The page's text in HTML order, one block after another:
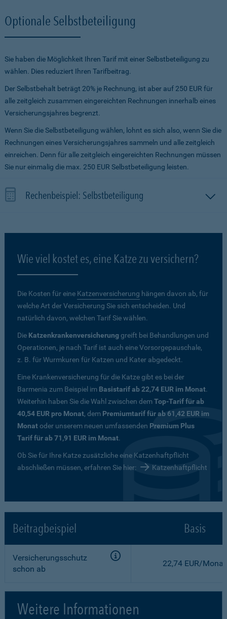
Optionale Selbstbeteiligung
Sie haben die Möglichkeit Ihren Tarif mit einer Selbstbeteiligung zu
wählen. Dies reduziert Ihren Tarifbeitrag.
Der Selbstbehalt beträgt 20% je Rechnung, ist aber auf 250 EUR für
alle zeitgleich zusammen eingereichten Rechnungen innerhalb eines
Versicherungsjahres begrenzt.
Wenn Sie die Selbstbeteiligung wählen, lohnt es sich also, wenn Sie die
Rechnungen eines Versicherungsjahres sammeln und alle zeitgleich
einreichen. Denn für alle zeitgleich eingereichten Rechnungen müssen
Sie nur einmalig die max. 250 EUR Selbstbeteiligung leisten.
Rechenbeispiel: Selbstbeteiligung
Wie viel kostet es, eine Katze zu versichern?
Die Kosten für eine Katzenversicherung hängen davon ab, für
welche Art der Versicherung Sie sich entscheiden. Und
natürlich davon, welchen Tarif Sie wählen.
Die Katzenkrankenversicherung greift bei Behandlungen und
Operationen, je nach Tarif ist auch eine Vorsorgepauschale,
z. B. für Wurmkuren für Katzen und Kater abgedeckt.
Eine Krankenversicherung für die Katze gibt es bei der
Barmenia zum Beispiel im Basistarif ab 22,74 EUR im Monat.
Weiterhin haben Sie die Wahl zwischen demTop-Tarif für ab
40,54 EUR pro Monat, dem Premiumtarif für ab 61,42 EUR im
Monatoder unserem neuen umfassenden Premium Plus
Tarif für ab 71,91 EUR im Monat.
Ob Sie für Ihre Katze zusätzliche eine Katzenhaftpflicht
abschließen müssen, erfahren Sie hier:
Katzenhaftpflicht
Beitragbeispiel Basis
Versicherungsschutz
schon ab
22,74 EUR/Monat
Weitere Informationen